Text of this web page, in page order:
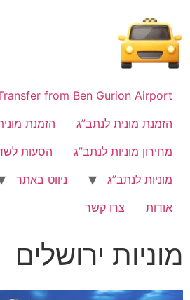
from Ben Gurion Airport
הזמנת מונית לנתב”ג
הזמנת
מחירון מוניות לנתב”ג
הסעות
מוניות לנתב”ג
ניווט באתר
אודות
צרו קשר
מוניות ירושלים